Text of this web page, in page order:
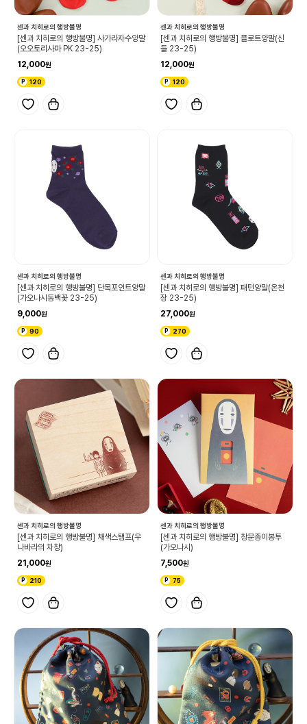
센과 치히로의 행방불명
[센과 치히로의 행방불명] 사가라자수양말
(오오토리사마 PK 23-25)
12,000
120
센과 치히로의 행방불명
[센과 치히로의 행방불명] 플로트양말(신
들 23-25)
12,000
120
센과 치히로의 행방불명
[센과 치히로의 행방불명] 단목포인트양말
(가오나시동백꽃 23-25)
9,000
90
센과 치히로의 행방불명
[센과 치히로의 행방불명] 패턴양말(온천
장 23-25)
27,000
270
센과 치히로의 행방불명
[센과 치히로의 행방불명] 채색스탬프(우
나바라의 차창)
21,000
210
센과 치히로의 행방불명
[센과 치히로의 행방불명] 창문종이봉투
(가오나시)
7,500
75